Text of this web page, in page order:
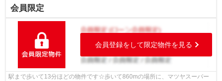
会員限定
会員登録をして限定物件を見る
駅まで歩いて13分ほどの物件です☆歩いて860mの場所に、マツヤスーパー